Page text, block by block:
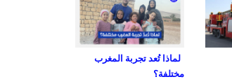
لماذا تُعد تجربة المغرب
مختلفة؟